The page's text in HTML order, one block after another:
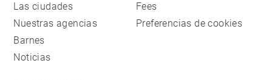
Las ciudades
Nuestras agencias
Barnes
Noticias
Fees
Preferencias de cookies